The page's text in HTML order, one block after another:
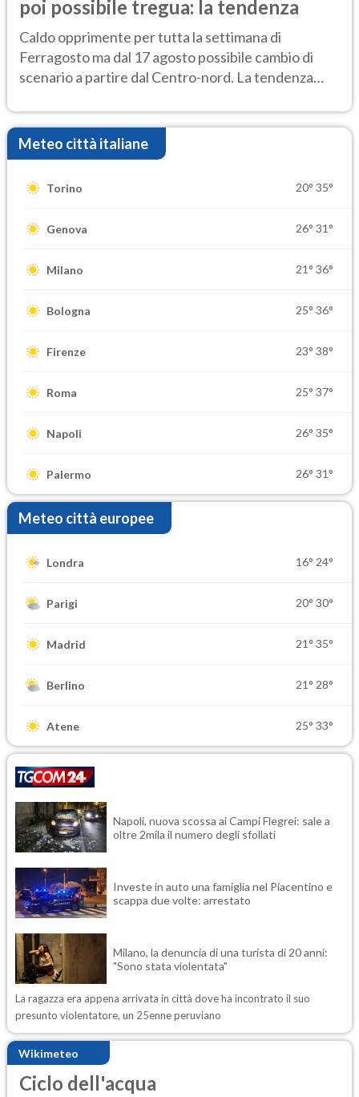
poi possibile tregua: la tendenza
Caldo opprimente per tutta la settimana di
Ferragosto ma dal 17 agosto possibile cambio di
scenario a partire dal Centro-nord. La tendenza
Meteo città italiane
Torino 20° 35°
Genova 26° 31°
Milano 21° 36°
Bologna 25° 36°
Firenze 23° 38°
Roma 25° 37°
Napoli 26° 35°
Palermo 26° 31°
Meteo città europee
Londra 16° 24°
Parigi 20° 30°
Madrid 21° 35°
Berlino 21° 28°
Atene 25° 33°
Napoli, nuova scossa ai Campi Flegrei: sale a
oltre 2mila il numero degli sfollati
Investe in auto una famiglia nel Piacentino e
scappa due volte: arrestato
Milano, la denuncia di una turista di 20 anni:
"Sono stata violentata"
La ragazza era appena arrivata in città dove ha incontrato il suo
presunto violentatore, un 25enne peruviano
Wikimeteo
Ciclo dell'acqua